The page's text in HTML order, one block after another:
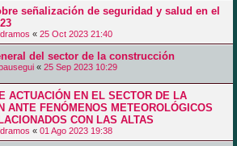
señalización de seguridad y salud en el
« 25 Oct 2023 21:40
del sector de la construcción
« 25 Sep 2023 10:29
ACTUACIÓN EN EL SECTOR DE LA
ANTE FENÓMENOS METEOROLÓGICOS
CON LAS ALTAS
« 01 Ago 2023 19:38